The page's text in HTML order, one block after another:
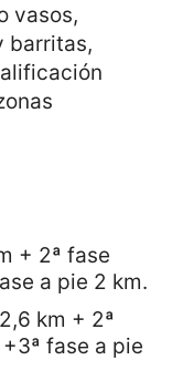
vasos,
barritas,
+ 2ª fase
a pie 2 km.
km + 2ª
fase a pie